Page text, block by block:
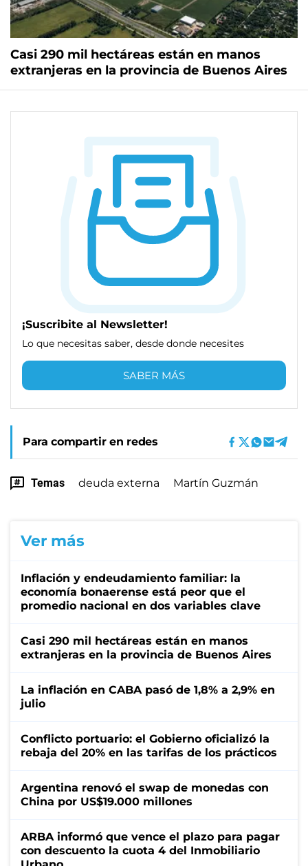
Casi 290 mil hectáreas están en manos
extranjeras en la provincia de Buenos Aires
¡Suscribite al Newsletter!
Lo que necesitas saber, desde donde necesites
SABER MÁS
Para compartir en redes
Temas deuda externa Martín Guzmán
Ver más
Inflación y endeudamiento familiar: la
economía bonaerense está peor que el
promedio nacional en dos variables clave
Casi 290 mil hectáreas están en manos
extranjeras en la provincia de Buenos Aires
La inflación en CABA pasó de 1,8% a 2,9% en
julio
Conflicto portuario: el Gobierno oficializó la
rebaja del 20% en las tarifas de los prácticos
Argentina renovó el swap de monedas con
China por US$19.000 millones
ARBA informó que vence el plazo para pagar
con descuento la cuota 4 del Inmobiliario